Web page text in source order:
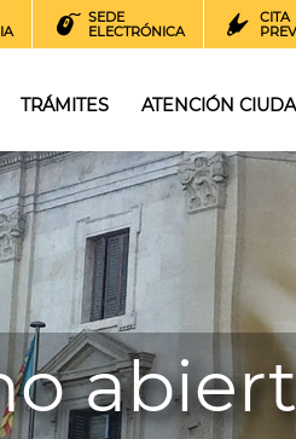
SEDE
ELECTRÓNICA
CITA
TRÁMITES ATENCIÓN